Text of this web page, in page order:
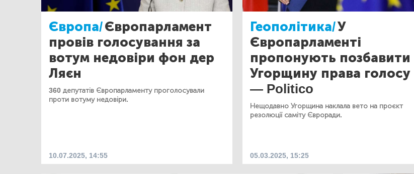
Європа/Європарламент
провів голосування за
вотум недовіри фон дер
Ляєн
360 депутатів Європарламенту проголосували
проти вотуму недовіри.
10.07.2025, 14:55
Геополітика/У
Європарламенті
пропонують позбавити
Угорщину права голосу
— Politico
Нещодавно Угорщина наклала вето на проєкт
резолюції саміту Євроради.
05.03.2025, 15:25